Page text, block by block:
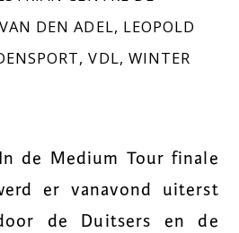
DEN ADEL, LEOPOLD
,VDL, WINTER
In de Medium Tour finale
er vanavond uiterst
de Duitsers en de